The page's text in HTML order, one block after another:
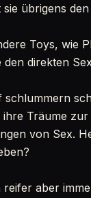
übrigens
Toys, wie
den direkten
schlummern
Träume
von Sex.
reifer aber